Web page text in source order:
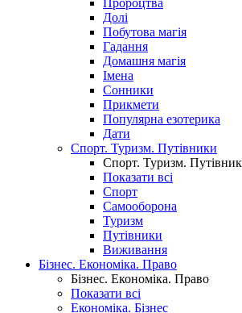
Пророцтва
Долі
Побутова магія
Гадання
Домашня магія
Імена
Сонники
Прикмети
Популярна езотерика
Дати
Спорт. Туризм. Путівники
Спорт. Туризм.
Показати всі
Спорт
Самооборона
Туризм
Путівники
Виживання
Бізнес. Економіка. Право
Бізнес. Економіка. Право
Показати всі
Економіка. Бізнес